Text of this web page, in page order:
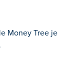
Money Tree je